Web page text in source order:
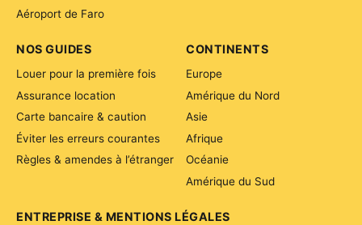
Aéroport de Faro
CONTINENTS
Europe
Amérique du Nord
Asie
Afrique
Océanie
Amérique du Sud
NOS GUIDES
Louer pour la première fois
Assurance location
Carte bancaire & caution
Éviter les erreurs courantes
Règles & amendes à l’étranger
ENTREPRISE & MENTIONS LÉGALES